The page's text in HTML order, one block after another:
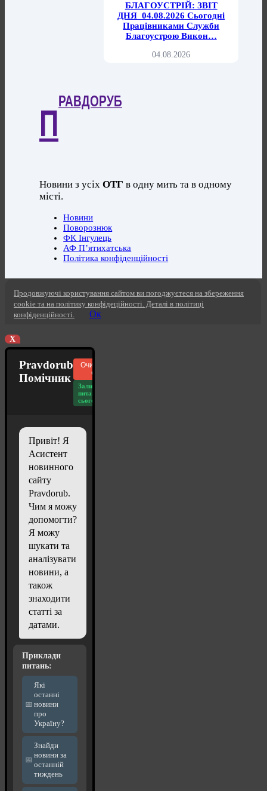
БЛАГОУСТРІЙ: ЗВІТ
ДНЯ_04.08.2026 Сьогодні
Працівниками Служби
Благоустрою Викон…
04.08.2026
П
РАВДОРУБ
Новини з усіхОТГ в одну мить та в одному
місті.
Новини
Поворознюк
ФК Інгулець
АФ П’ятихатська
Політика конфіденційності
Продовжуючі користування сайтом ви погоджуєтеся на збереження
cookie та на політику конфідеційності. Деталі в політиці
конфіденційності.
Ок
X
Pravdorub
Помічник
Очистити
чат
Залишилось
питань
сьогодні: 20
Привіт! Я
Асистент
новинного
сайту
Pravdorub.
Чим я можу
допомогти?
Я можу
шукати та
аналізувати
новини, а
також
знаходити
статті за
датами.
Приклади
питань:
Які
останні
новини
про
Україну?
Знайди
новини за
останній
тиждень